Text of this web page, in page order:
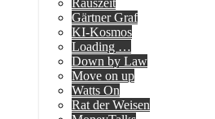
Rauszeit
Gärtner Graf
KI-Kosmos
Loading …
Down by Law
Move on up
Watts On
Rat der Weisen